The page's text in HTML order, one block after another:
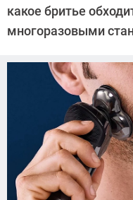
какое бритье
многоразовыми